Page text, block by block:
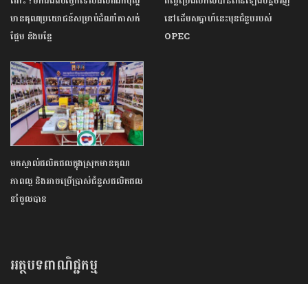
មានគុណប្រយោជន៍សម្រាប់ដំណាំតាសក់
ផ្អែម និងបន្លែ
នៅដើមសប្តាហ៍នេះមុនជំនួបរបស់
OPEC
មកស្គាល់ផលិតផលក្នុងស្រុកមានគុណ
ភាពល្អ និងអាចប្រើប្រាស់ជំនួសផលិតផល
នាំចូលបាន
អត្ថបទពាណិជ្ជកម្ម